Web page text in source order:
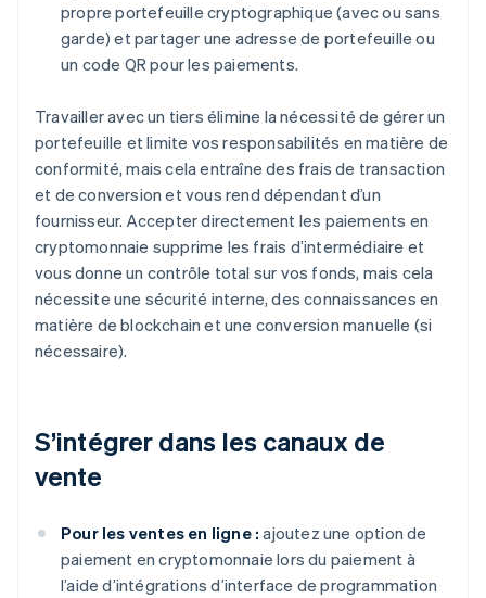
propre portefeuille cryptographique (avec ou sans
garde) et partager une adresse de portefeuille ou
un code QR pour les paiements.
Travailler avec un tiers élimine la nécessité de gérer un
portefeuille et limite vos responsabilités en matière de
conformité, mais cela entraîne des frais de transaction
et de conversion et vous rend dépendant d’un
fournisseur. Accepter directement les paiements en
cryptomonnaie supprime les frais d’intermédiaire et
vous donne un contrôle total sur vos fonds, mais cela
nécessite une sécurité interne, des connaissances en
matière de blockchain et une conversion manuelle (si
nécessaire).
S’intégrer dans les canaux de
vente
Pour les ventes en ligne : ajoutez une option de
paiement en cryptomonnaie lors du paiement à
l’aide d’intégrations d’interface de programmation